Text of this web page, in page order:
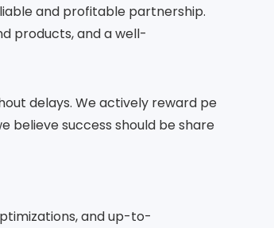
and profitable partnership.
products, and a well-
delays. We actively reward pe
believe success should be share
and up-to-